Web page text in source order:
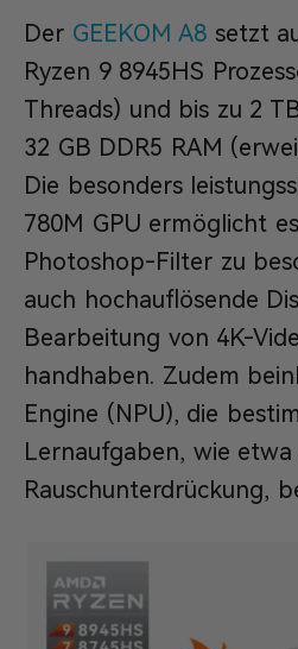
Der GEEKOM A8 setzt
Ryzen 9 8945HS
Threads) und bis zu 2
32 GB DDR5 RAM
Die besonders
780M GPU ermöglicht
Photoshop-Filter zu
auch hochauflösende
Bearbeitung von 4K-
handhaben. Zudem
Engine (NPU), die
Lernaufgaben, wie
Rauschunterdrückung,